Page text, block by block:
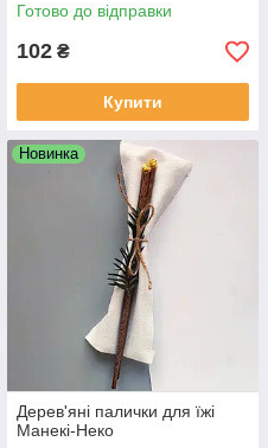
Готово до відправки
102 ₴
Купити
Новинка
Дерев'яні палички для їжі
Манекі-Неко